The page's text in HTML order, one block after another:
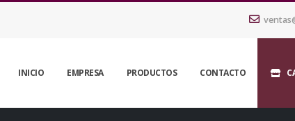
INICIO EMPRESA PRODUCTOS CONTACTO